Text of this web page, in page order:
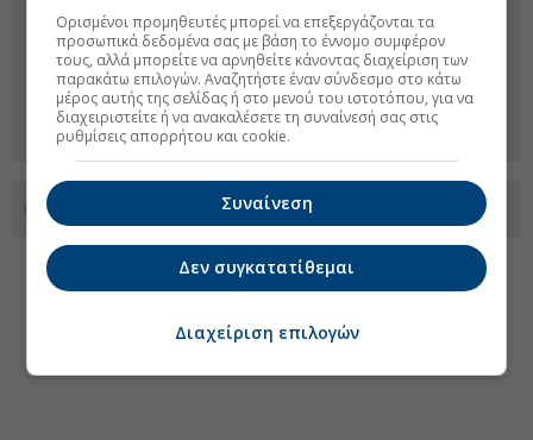
Προσθέστε το euro2day.gr στο Discover
Ορισμένοι προμηθευτές μπορεί να επεξεργάζονται τα
προσωπικά δεδομένα σας με βάση το έννομο συμφέρον
τους, αλλά μπορείτε να αρνηθείτε κάνοντας διαχείριση των
παρακάτω επιλογών. Αναζητήστε έναν σύνδεσμο στο κάτω
μέρος αυτής της σελίδας ή στο μενού του ιστοτόπου, για να
διαχειριστείτε ή να ανακαλέσετε τη συναίνεσή σας στις
ρυθμίσεις απορρήτου και cookie.
Συναίνεση
Δεν συγκατατίθεμαι
Διαχείριση επιλογών